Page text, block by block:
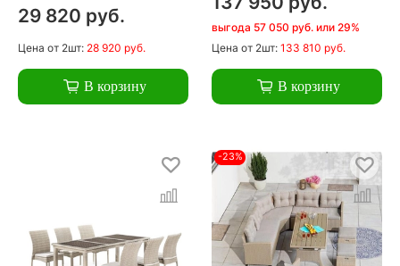
29 820 руб.
Цена от 2шт: 28 920 руб.
В корзину
выгода 57 050 руб. или 29%
Цена от 2шт: 133 810 руб.
В корзину
-23%